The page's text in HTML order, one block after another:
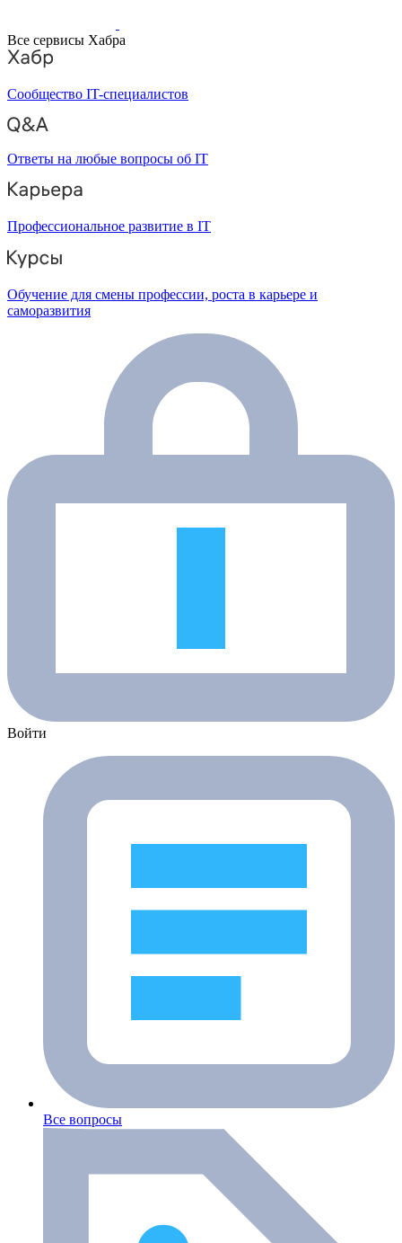
Все сервисы Хабра
Сообщество IT-специалистов
Ответы на любые вопросы об IT
Профессиональное развитие в IT
Обучение для смены профессии, роста в карьере и
саморазвития
Войти
Все вопросы